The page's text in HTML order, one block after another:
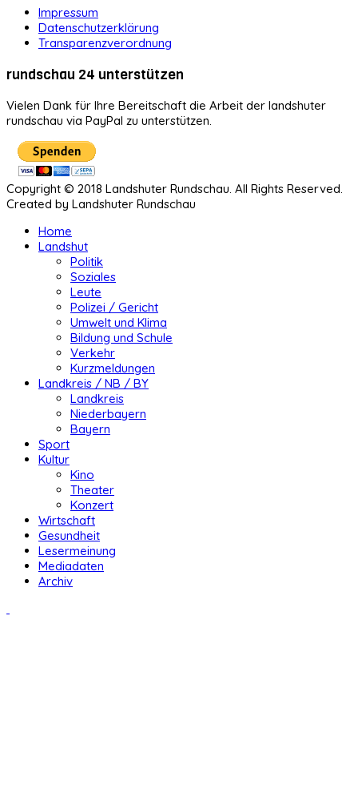
Impressum
Datenschutzerklärung
Transparenzverordnung
rundschau 24 unterstützen
Vielen Dank für Ihre Bereitschaft die Arbeit der landshuter
rundschau via PayPal zu unterstützen.
Copyright © 2018 Landshuter Rundschau. All Rights Reserved.
Created by Landshuter Rundschau
Home
Landshut
Politik
Soziales
Leute
Polizei / Gericht
Umwelt und Klima
Bildung und Schule
Verkehr
Kurzmeldungen
Landkreis / NB / BY
Landkreis
Niederbayern
Bayern
Sport
Kultur
Kino
Theater
Konzert
Wirtschaft
Gesundheit
Lesermeinung
Mediadaten
Archiv